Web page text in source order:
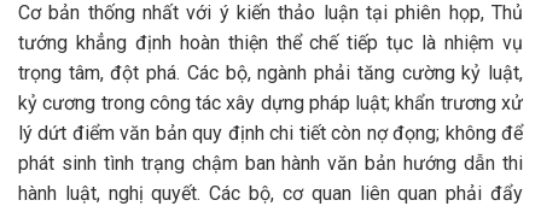
Cơ bản thống nhất với ý kiến thảo luận tại phiên họp, Thủ
tướng khẳng định hoàn thiện thể chế tiếp tục là nhiệm vụ
trọng tâm, đột phá. Các bộ, ngành phải tăng cường kỷ luật,
kỷ cương trong công tác xây dựng pháp luật; khẩn trương xử
lý dứt điểm văn bản quy định chi tiết còn nợ đọng; không để
phát sinh tình trạng chậm ban hành văn bản hướng dẫn thi
hành luật, nghị quyết. Các bộ, cơ quan liên quan phải đẩy